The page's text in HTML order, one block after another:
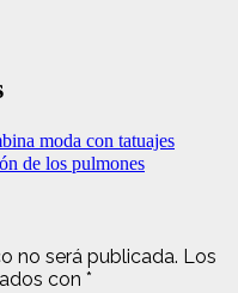
moda con tatuajes
de los pulmones
no será publicada. Los
con *